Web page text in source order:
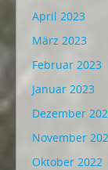
April 2023
März 2023
Februar 2023
Januar 2023
Dezember
November
Oktober 2022